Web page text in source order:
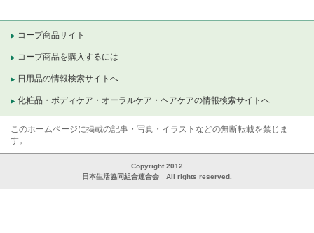
コープ商品サイト
コープ商品を購入するには
日用品の情報検索サイトへ
化粧品・ボディケア・オーラルケア・ヘアケアの情報検索サイトへ
このホームページに掲載の記事・写真・イラストなどの無断転載を禁じま
す。
Copyright 2012
日本生活協同組合連合会 All rights reserved.